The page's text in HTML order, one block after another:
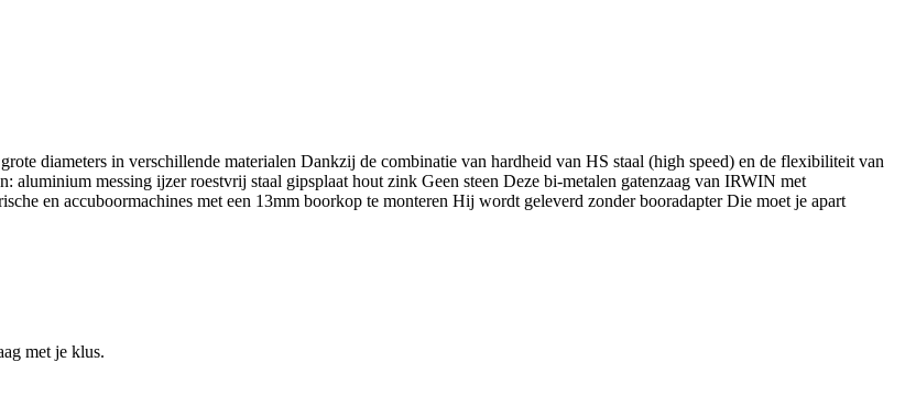
diameters in verschillende materialen Dankzij de combinatie van hardheid van HS staal (high speed) en de flexibiliteit van
aluminium messing ijzer roestvrij staal gipsplaat hout zink Geen steen Deze bi-metalen gatenzaag van IRWIN met
en accuboormachines met een 13mm boorkop te monteren Hij wordt geleverd zonder booradapter Die moet je apart
met je klus.